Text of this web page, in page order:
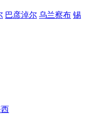
巴彦淖尔 乌兰察布 锡